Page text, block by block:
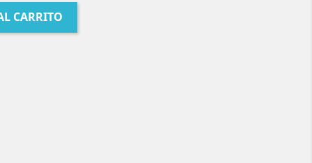
CARRITO